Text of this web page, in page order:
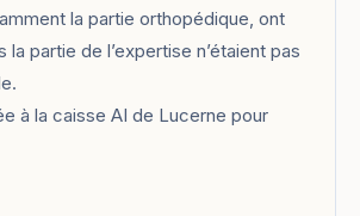
la partie orthopédique, ont
partie de l’expertise n’étaient pas
à la caisse AI de Lucerne pour